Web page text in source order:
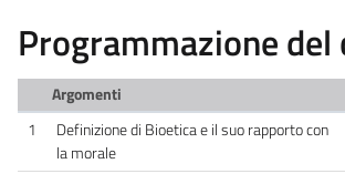
Programmazione del
Argomenti
1
Definizione di Bioetica e il suo rapporto con
la morale